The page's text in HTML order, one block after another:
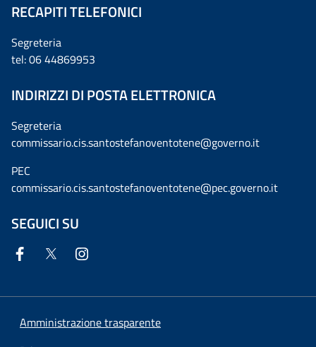
RECAPITI TELEFONICI
Segreteria
tel: 06 44869953
INDIRIZZI DI POSTA ELETTRONICA
Segreteria
commissario.cis.santostefanoventotene@governo.it
PEC
commissario.cis.santostefanoventotene@pec.governo.it
SEGUICI SU
Amministrazione trasparente